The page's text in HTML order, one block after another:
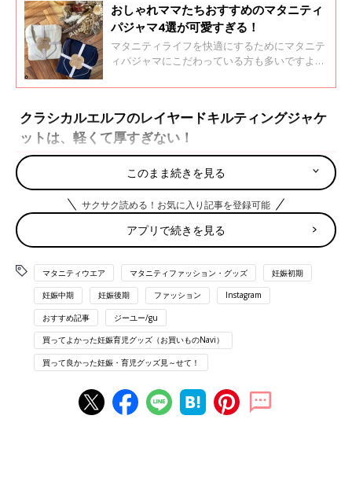
おしゃれママたちおすすめのマタニティ
パジャマ4選が可愛すぎる！
マタニティライフを快適にするためにマタニテ
ィパジャマにこだわっている方も多いですよ。
パジャマをご紹介します。着心地やデザインも
いね！ママたちの買って良かった妊娠・育児グ
ッズ見～せて！
クラシカルエルフのレイヤードキルティングジャケ
ットは、軽くて厚すぎない！
このまま続きを見る
サクサク読める！お気に入り記事を登録可能
アプリで続きを見る
マタニティウエア マタニティファッション・グッズ 妊娠初期
妊娠中期 妊娠後期 ファッション Instagram
おすすめ記事 ジーユー/gu
買ってよかった妊娠育児グッズ（お買いものNavi）
買って良かった妊娠・育児グッズ見～せて！